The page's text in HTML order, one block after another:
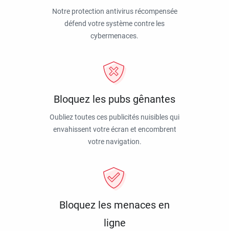
Notre protection antivirus récompensée
défend votre système contre les
cybermenaces.
Bloquez les pubs gênantes
Oubliez toutes ces publicités nuisibles qui
envahissent votre écran et encombrent
votre navigation.
Bloquez les menaces en
ligne